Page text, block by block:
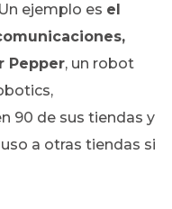
ejemplo es el
Pepper, un robot
90 de sus tiendas y
a otras tiendas si